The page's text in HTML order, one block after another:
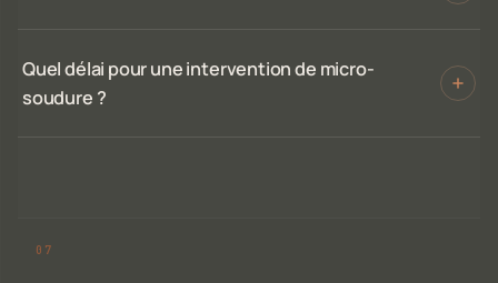
Quel délai pour une intervention de micro-
soudure ?